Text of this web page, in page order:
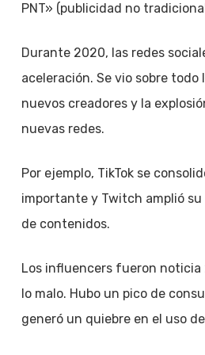
PNT» (publicidad no
Durante 2020, las redes
aceleración. Se vio sobre todo
nuevos creadores y la
nuevas redes.
Por ejemplo, TikTok se
importante y Twitch amplió su
de contenidos.
Los influencers fueron noticia
lo malo. Hubo un pico de
generó un quiebre en el uso